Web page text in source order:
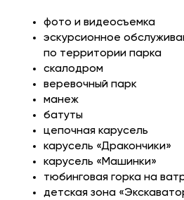
фото и видеосъемка
эскурсионное
по территории парка
скалодром
веревочный парк
манеж
батуты
цепочная карусель
карусель «Дракончики»
карусель «Машинки»
тюбинговая горка на
детская зона